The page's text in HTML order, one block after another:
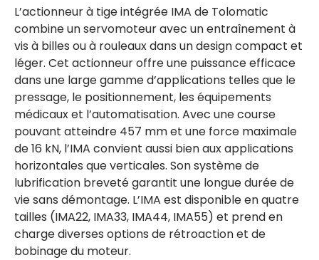
L’actionneur à tige intégrée IMA de Tolomatic
combine un servomoteur avec un entraînement à
vis à billes ou à rouleaux dans un design compact et
léger. Cet actionneur offre une puissance efficace
dans une large gamme d’applications telles que le
pressage, le positionnement, les équipements
médicaux et l’automatisation. Avec une course
pouvant atteindre 457 mm et une force maximale
de 16 kN, l’IMA convient aussi bien aux applications
horizontales que verticales. Son système de
lubrification breveté garantit une longue durée de
vie sans démontage. L’IMA est disponible en quatre
tailles (IMA22, IMA33, IMA44, IMA55) et prend en
charge diverses options de rétroaction et de
bobinage du moteur.